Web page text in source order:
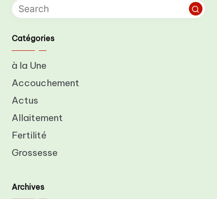
Catégories
à la Une
Accouchement
Actus
Allaitement
Fertilité
Grossesse
Archives